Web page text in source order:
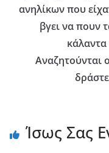
ανηλίκων που
βγει να πουν
κάλαντα
Αναζητούνται
Ίσως Σας